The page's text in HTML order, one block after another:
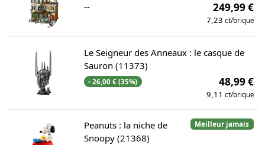
--
249,99 €
7,23 ct/brique
Le Seigneur des Anneaux : le casque de
Sauron (11373)
- 26,00 € (35%) 48,99 €
9,11 ct/brique
Meilleur jamais
Peanuts : la niche de
Snoopy (21368)